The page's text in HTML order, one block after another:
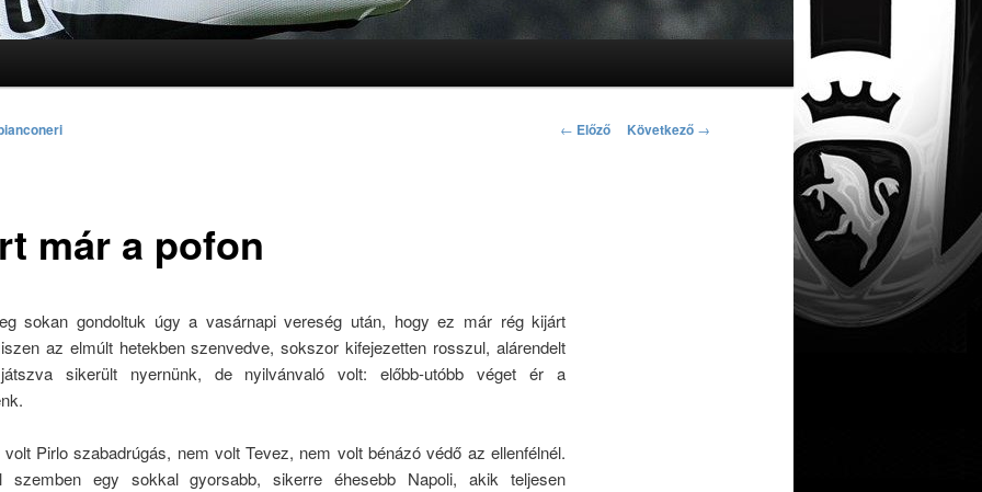
Bejegyzés navigáció
← Előző Következő →
már a pofon
sokan gondoltuk úgy a vasárnapi vereség után, hogy ez már rég kijárt
az elmúlt hetekben szenvedve, sokszor kifejezetten rosszul, alárendelt
sikerült nyernünk, de nyilvánvaló volt: előbb-utóbb véget ér a
Pirlo szabadrúgás, nem volt Tevez, nem volt bénázó védő az ellenfélnél.
szemben egy sokkal gyorsabb, sikerre éhesebb Napoli, akik teljesen